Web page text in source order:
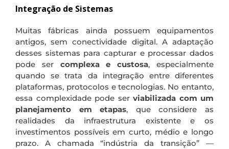
Integração de Sistemas
Muitas fábricas ainda possuem equipamentos
antigos, sem conectividade digital. A adaptação
desses sistemas para capturar e processar dados
pode ser complexa e custosa, especialmente
quando se trata da integração entre diferentes
plataformas, protocolos e tecnologias. No entanto,
essa complexidade pode ser viabilizada com um
planejamento em etapas, que considere as
realidades da infraestrutura existente e os
investimentos possíveis em curto, médio e longo
prazo. A chamada “indústria da transição” —